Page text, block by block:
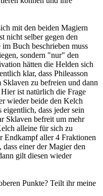
mit den beiden Magiern
nicht selber gegen den
Buch beschrieben muss
sondern "nur" den
hätten die Helden sich
klar, dass Phileasson
zu befreien und dann
ist natürlich die Frage
wieder beide den Kelch
dass jeder sein
Sklaven befreit um mehr
alleine für sich zu
Endkampf aller 4 Fraktionen
einer der Magier den
gilt diesen wieder
Punkte? Teilt ihr meine